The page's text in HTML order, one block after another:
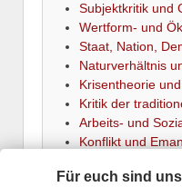
Subjektkritik und
Wertform- und
Staat, Nation,
Naturverhältnis
Krisentheorie
Kritik der
Arbeits- und
Konflikt und
Für euch sind